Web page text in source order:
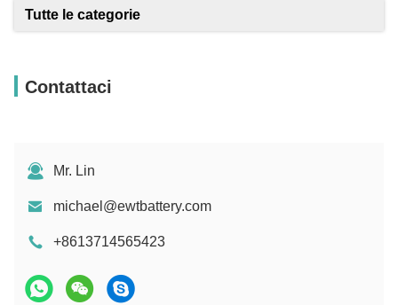
Tutte le categorie
Contattaci
Mr. Lin
michael@ewtbattery.com
+8613714565423